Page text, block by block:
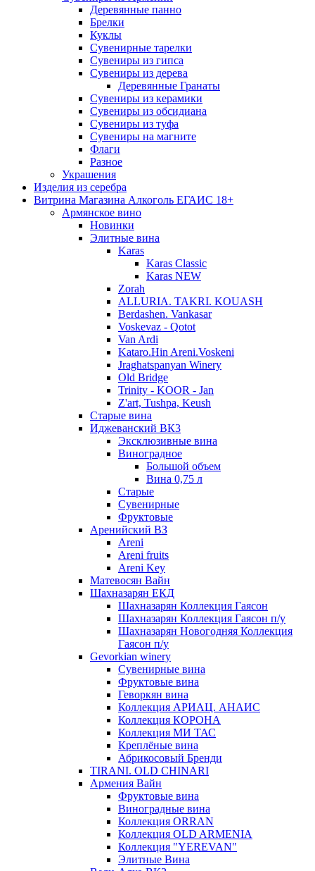
Деревянные панно
Брелки
Куклы
Сувенирные тарелки
Сувениры из гипса
Сувениры из дерева
Деревянные Гранаты
Сувениры из керамики
Сувениры из обсидиана
Сувениры из туфа
Сувениры на магните
Флаги
Разное
Украшения
Изделия из серебра
Витрина Магазина Алкоголь ЕГАИС 18+
Армянское вино
Новинки
Элитные вина
Karas
Karas Classic
Karas NEW
Zorah
ALLURIA. TAKRI. KOUASH
Berdashen. Vankasar
Voskevaz - Qotot
Van Ardi
Kataro.Hin Areni.Voskeni
Jraghatspanyan Winery
Old Bridge
Trinity - KOOR - Jan
Z'art, Tushpa, Keush
Старые вина
Иджеванский ВК3
Эксклюзивные вина
Виноградное
Большой объем
Вина 0,75 л
Старые
Сувенирные
Фруктовые
Аренийский ВЗ
Areni
Areni fruits
Areni Key
Матевосян Вайн
Шахназарян ЕКД
Шахназарян Коллекция Гаясон
Шахназарян Коллекция Гаясон п/у
Шахназарян Новогодняя Коллекция
Гаясон п/у
Gevorkian winery
Сувенирные вина
Фруктовые вина
Геворкян вина
Коллекция АРИАЦ. АНАИС
Коллекция КОРОНА
Коллекция МИ ТАС
Креплёные вина
Абрикосовый Бренди
TIRANI. OLD CHINARI
Армения Вайн
Фруктовые вина
Виноградные вина
Коллекция ORRAN
Коллекция OLD ARMENIA
Коллекция "YEREVAN"
Элитные Вина